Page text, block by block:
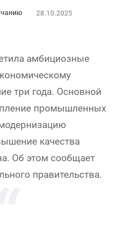
28.10.2025
амбициозные
три года. Основной
промышленных
качества
Об этом сообщает
правительства.